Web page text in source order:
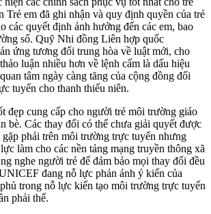
Trẻ em đã ghi nhận và quy định quyền của trẻ
các quyết định ảnh hưởng đến các em, bao
số. Quỹ Nhi đồng Liên hợp quốc
ứng tương đối trung hòa về luật mới, cho
luận nhiều hơn về lệnh cấm là dấu hiệu
tâm ngày càng tăng của cộng đồng đối
tuyến cho thanh thiếu niên.
đẹp cung cấp cho người trẻ môi trường giáo
bè. Các thay đổi có thể chưa giải quyết được
phải trên môi trường trực tuyến nhưng
làm cho các nền tảng mạng truyền thông xã
nghe người trẻ để đảm bảo mọi thay đổi đều
đang nỗ lực phản ánh ý kiến của
trong nỗ lực kiến tạo môi trường trực tuyến
phải thế.